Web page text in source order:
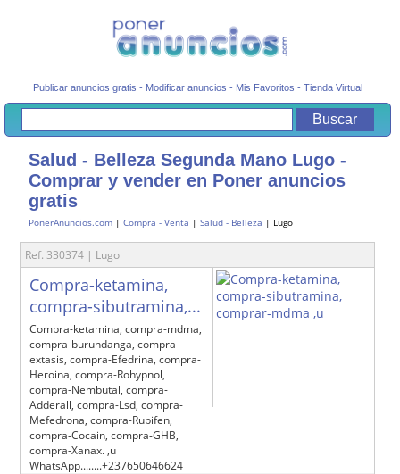
Publicar anuncios gratis - Modificar anuncios - Mis Favoritos -Tienda Virtual
Salud - Belleza Segunda Mano Lugo -
Comprar y vender en Poner anuncios
gratis
PonerAnuncios.com |Compra - Venta |Salud - Belleza | Lugo
Ref. 330374 | Lugo
Compra-ketamina,
compra-sibutramina,...
Compra-ketamina, compra-mdma,
compra-burundanga, compra-
extasis, compra-Efedrina, compra-
Heroina, compra-Rohypnol,
compra-Nembutal, compra-
Adderall, compra-Lsd, compra-
Mefedrona, compra-Rubifen,
compra-Cocain, compra-GHB,
compra-Xanax. ,u
WhatsApp........+237650646624